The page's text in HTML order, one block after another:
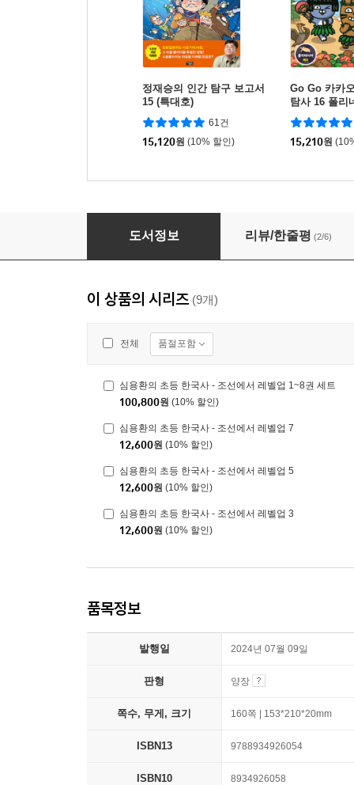
정재승의 인간 탐구 보고서
15 (특대호)
61건
15,120원 (10% 할인)
Go Go 카카
탐사 16 폴리
15,210원
심용환의 초등 한국사 - 조선에서 레벨업 5
도서정보 리뷰/한줄평 (2/6)
이 상품의 시리즈 (9개)
전체 품절포함
심용환의 초등 한국사 - 조선에서 레벨업 1~8권 세트
100,800원 (10% 할인)
심용환의 초등 한국사 - 조선에서 레벨업 7
12,600원 (10% 할인)
심용환의 초등 한국사 - 조선에서 레벨업 5
12,600원 (10% 할인)
심용환의 초등 한국사 - 조선에서 레벨업 3
12,600원 (10% 할인)
품목정보
발행일 2024년 07월 09일
판형 양장
쪽수, 무게, 크기 160쪽 | 153*210*20mm
ISBN13 9788934926054
ISBN10 8934926058